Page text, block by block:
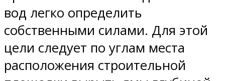
вод легко определить
собственными силами. Для этой
цели следует по углам места
расположения строительной